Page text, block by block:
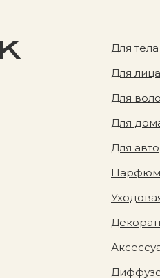
Для тела
Для лица
Для
Для
Для авто
Парфюм